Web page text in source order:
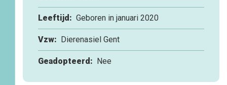
Leeftijd: Geboren in januari 2020
Vzw: Dierenasiel Gent
Geadopteerd: Nee